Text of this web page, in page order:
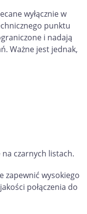
wyłącznie w
punktu
i nadają
Ważne jest jednak,
czarnych listach.
zapewnić wysokiego
połączenia do